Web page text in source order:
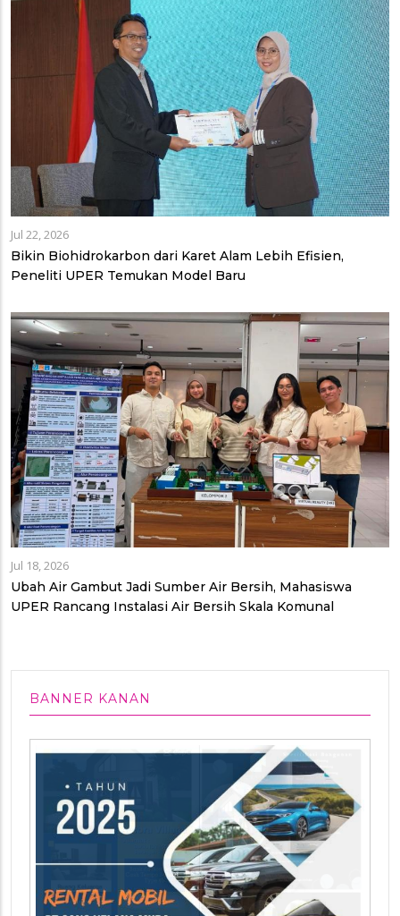
Jul 22, 2026
Bikin Biohidrokarbon dari Karet Alam Lebih Efisien,
Peneliti UPER Temukan Model Baru
Jul 18, 2026
Ubah Air Gambut Jadi Sumber Air Bersih, Mahasiswa
UPER Rancang Instalasi Air Bersih Skala Komunal
BANNER KANAN